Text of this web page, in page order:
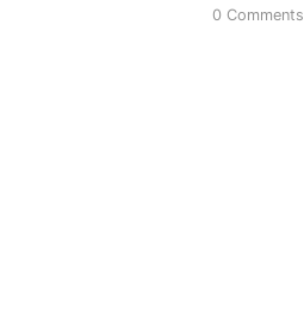
0 Comments